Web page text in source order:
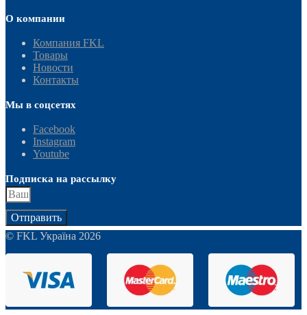
О компании
Компания FKL
Товары
Новости
Контакты
Мы в соцсетях
Facebook
Instagram
Youtube
Подписка на рассылку
Отправить
© FKL Україна 2026